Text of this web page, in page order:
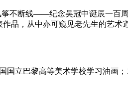
不断线——纪念吴冠中诞辰一百
品，从中亦可窥见老先生的艺术
国立巴黎高等美术学校学习油画